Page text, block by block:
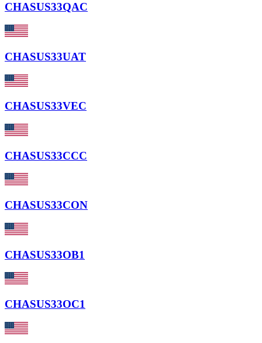
CHASUS33QAC
CHASUS33UAT
CHASUS33VEC
CHASUS33CCC
CHASUS33CON
CHASUS33OB1
CHASUS33OC1